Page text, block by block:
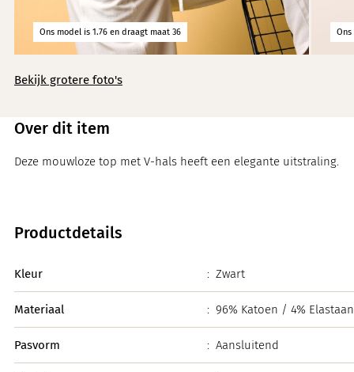
Ons model is 1.76 en draagt maat 36 Ons
Bekijk grotere foto's
Over dit item
Deze mouwloze top met V-hals heeft een elegante uitstraling.
Productdetails
Kleur : Zwart
Materiaal : 96% Katoen / 4% Elastaan
Pasvorm : Aansluitend